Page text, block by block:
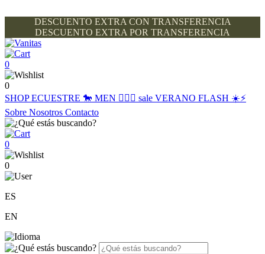
DESCUENTO EXTRA CON TRANSFERENCIA
DESCUENTO EXTRA POR TRANSFERENCIA
0
0
SHOPECUESTRE 🐎 MEN 🙋🏽‍♂️ sale VERANO FLASH ☀️⚡️
Sobre Nosotros Contacto
0
0
ES
EN